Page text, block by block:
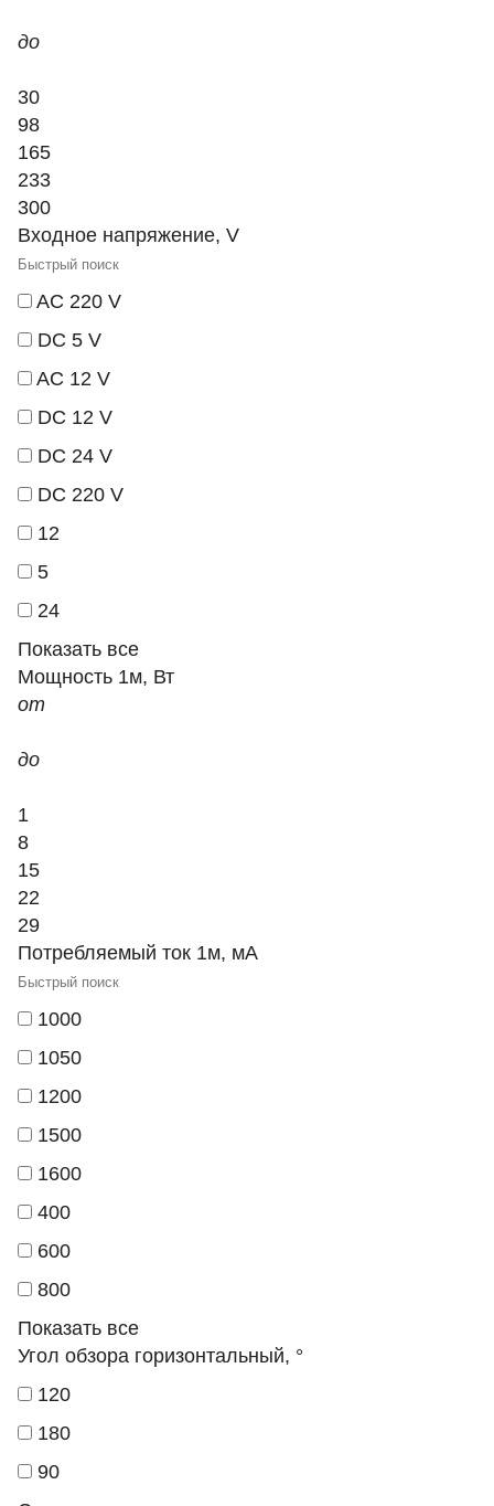
до
30
98
165
233
300
Входное напряжение, V
AC 220 V
DC 5 V
AC 12 V
DC 12 V
DC 24 V
DC 220 V
12
5
24
Показать все
Мощность 1м, Вт
от
до
1
8
15
22
29
Потребляемый ток 1м, мА
1000
1050
1200
1500
1600
400
600
800
Показать все
Угол обзора горизонтальный, °
120
180
90